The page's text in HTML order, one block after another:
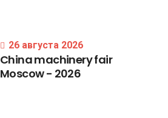
26 августа 2026
Chinamachineryfair
Moscow- 2026